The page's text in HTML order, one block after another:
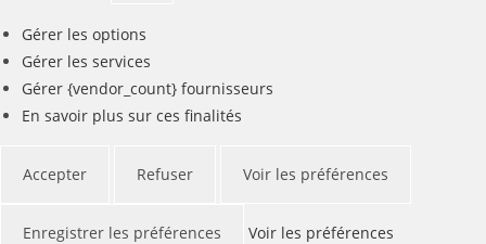
Gérer les options
Gérer les services
Gérer {vendor_count} fournisseurs
En savoir plus sur ces finalités
Accepter Refuser Voir les préférences
Enregistrer les préférences Voir les préférences